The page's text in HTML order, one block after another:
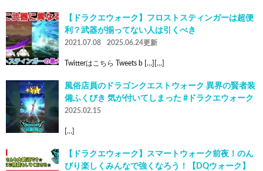
【ドラクエウォーク】フロストスティンガーは超便
利？武器が揃ってない人は引くべき
2021.07.08 2025.06.24更新
Twitterはこちら Tweets b […][…]
風俗店員のドラゴンクエストウォーク 異界の賢者装
備ふくびき 気が付いてしまった #ドラクエウォーク
2025.02.15
[…]
【ドラクエウォーク】スマートウォーク前夜！のん
びり楽しくみんなで強くなろう！【DQウォーク】